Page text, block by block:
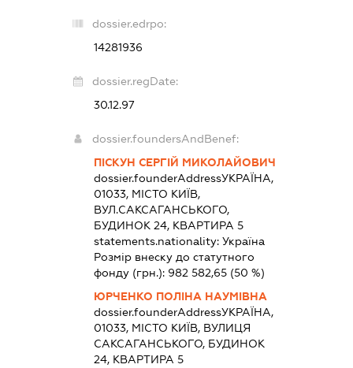
dossier.edrpo:
14281936
dossier.regDate:
30.12.97
dossier.foundersAndBenef:
ПІСКУН СЕРГІЙ МИКОЛАЙОВИЧ
dossier.founderAddressУКРАЇНА,
01033, МІСТО КИЇВ,
ВУЛ.САКСАГАНСЬКОГО,
БУДИНОК 24, КВАРТИРА 5
statements.nationality: Україна
Розмір внеску до статутного
фонду (грн.): 982 582,65(50 %)
ЮРЧЕНКО ПОЛІНА НАУМІВНА
dossier.founderAddressУКРАЇНА,
01033, МІСТО КИЇВ, ВУЛИЦЯ
САКСАГАНСЬКОГО, БУДИНОК
24, КВАРТИРА 5